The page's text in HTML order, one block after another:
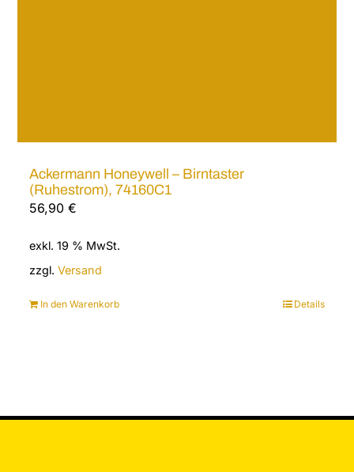
Ackermann Honeywell – Birntaster
(Ruhestrom), 74160C1
56,90€
exkl. 19 % MwSt.
zzgl.Versand
In den Warenkorb Details